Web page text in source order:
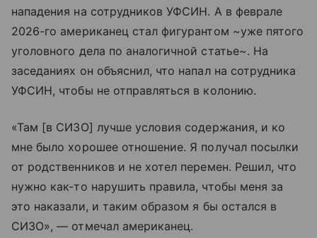
нападения на сотрудников УФСИН. А в феврале
2026-го американец стал фигурантом ~уже пятого
уголовного дела по аналогичной статье~. На
заседаниях он объяснил, что напал на сотрудника
УФСИН, чтобы не отправляться в колонию.
«Там [в СИЗО] лучше условия содержания, и ко
мне было хорошее отношение. Я получал посылки
от родственников и не хотел перемен. Решил, что
нужно как-то нарушить правила, чтобы меня за
это наказали, и таким образом я бы остался в
СИЗО», — отмечал американец.